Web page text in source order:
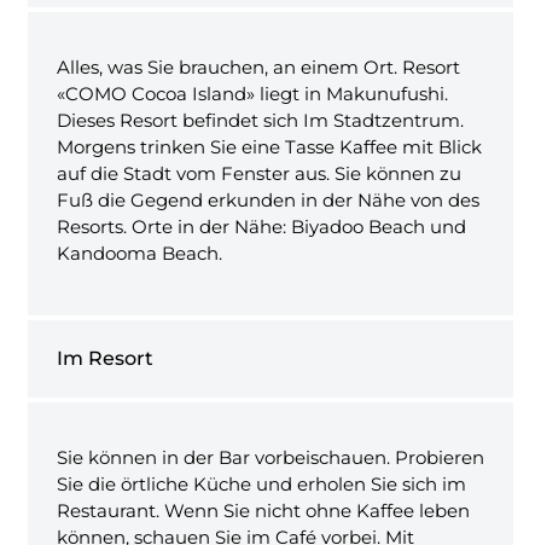
Alles, was Sie brauchen, an einem Ort. Resort
«COMO Cocoa Island» liegt in Makunufushi.
Dieses Resort befindet sich Im Stadtzentrum.
Morgens trinken Sie eine Tasse Kaffee mit Blick
auf die Stadt vom Fenster aus. Sie können zu
Fuß die Gegend erkunden in der Nähe von des
Resorts. Orte in der Nähe: Biyadoo Beach und
Kandooma Beach.
Im Resort
Sie können in der Bar vorbeischauen. Probieren
Sie die örtliche Küche und erholen Sie sich im
Restaurant. Wenn Sie nicht ohne Kaffee leben
können, schauen Sie im Café vorbei. Mit